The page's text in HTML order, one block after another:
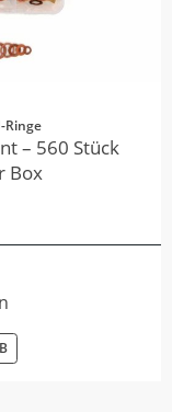
Ringe
– 560 Stück
Box